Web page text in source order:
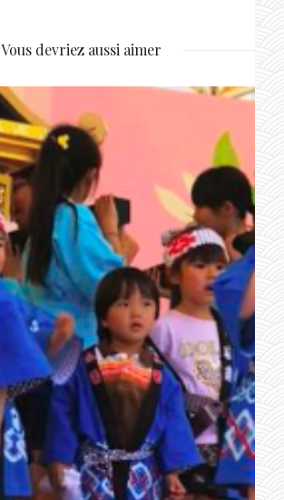
Vous devriez aussi aimer